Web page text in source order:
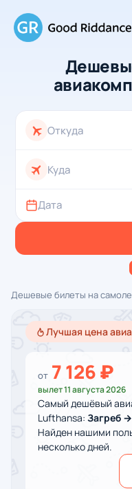
Дата
Дешевые билеты на
Лучшая цена
от 7 126 ₽
вылет 11 августа 2026
Самый дешёвый
Lufthansa: Загреб
Найден нашими
несколько дней.